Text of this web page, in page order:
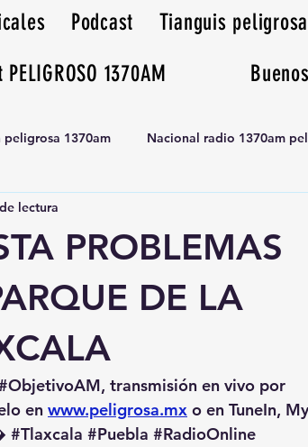
Podcast Tianguis peligrosa
1370AM
peligrosa 1370am Nacional radio 1370am
PROBLEMAS
DE LA
lectura
, transmisión en vivo por
en www.peligrosa.mx o en TuneIn, My
#Tlaxcala #Puebla #RadioOnline